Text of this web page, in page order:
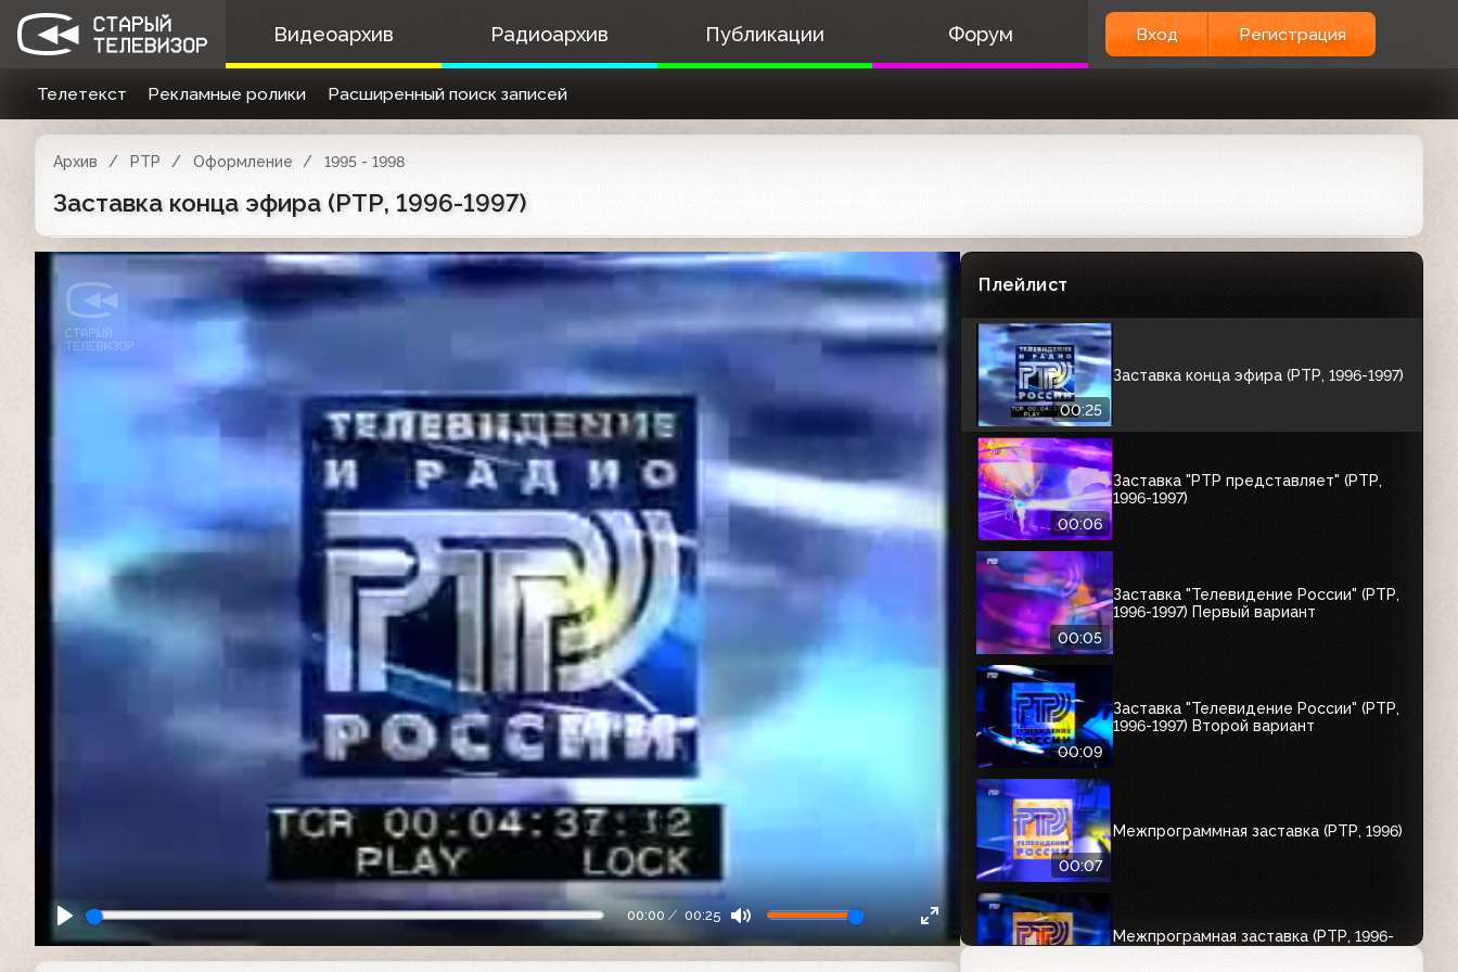
Видеоархив Радиоархив Публикации Форум Вход Регистрация
Телетекст Рекламные ролики Расширенный поиск записей
Архив РТР Оформление 1995 - 1998
Заставка конца эфира (РТР, 1996-1997)
00:00 00:25
Плейлист
00:07
Заставка перед музыкальными
программами (РТР, 1995-1996)
Заставка начала эфира (РТР, 1996-
00:25
Заставка конца эфира (РТР, 1996-1997)
00:06
Заставка "РТР представляет" (РТР,
1996-1997)
00:05
Заставка "Телевидение России" (РТР,
1996-1997) Первый вариант
00:09
Заставка "Телевидение России" (РТР,
1996-1997) Второй вариант
00:07
Межпрограммная заставка (РТР, 1996)
Межпрограмная заставка (РТР, 1996-